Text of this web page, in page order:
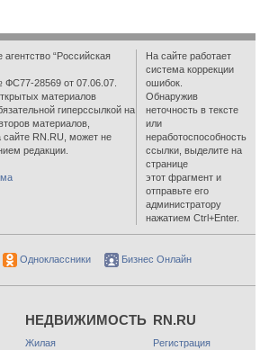
“Российская
ФС77-28569 от 07.06.07.
материалов
гиперссылкой на
материалов,
RN.RU, может не
редакции.
На сайте работает
система коррекции
ошибок.
Обнаружив
неточность в тексте
или
неработоспособность
ссылки, выделите на
странице
этот фрагмент и
отправьте его
администратору
нажатием Ctrl+Enter.
Одноклассники Бизнес Онлайн
НЕДВИЖИМОСТЬ
Жилая
RN.RU
Регистрация